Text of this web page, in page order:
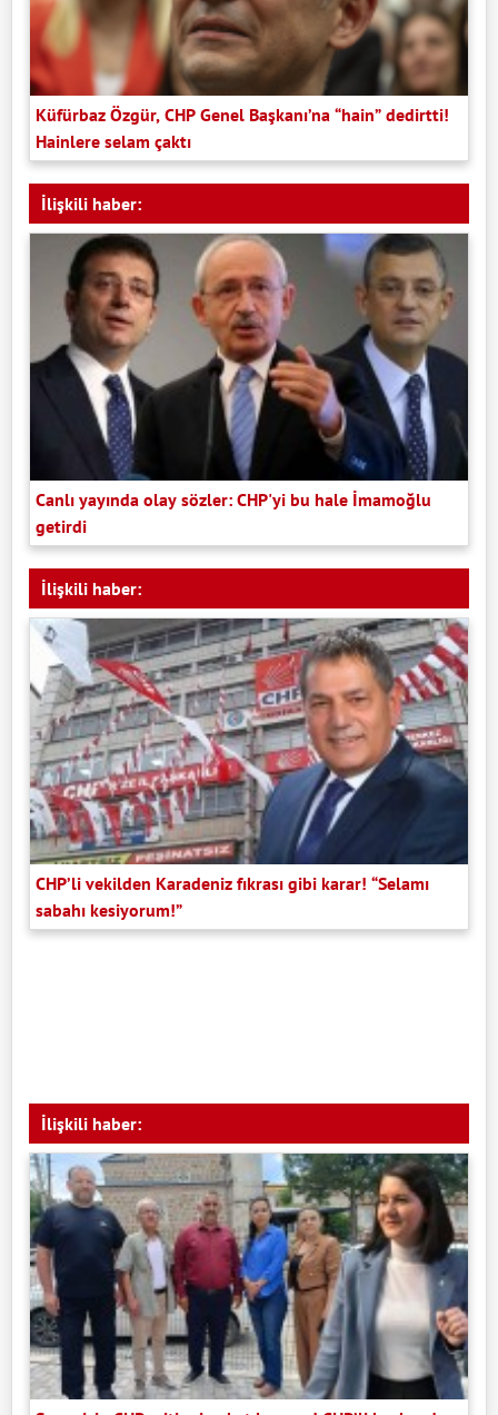
Küfürbaz Özgür, CHP Genel Başkanı’na “hain” dedirtti!
Hainlere selam çaktı
İlişkili haber:
Canlı yayında olay sözler: CHP'yi bu hale İmamoğlu
getirdi
İlişkili haber:
CHP’li vekilden Karadeniz fıkrası gibi karar! “Selamı
sabahı kesiyorum!”
İlişkili haber: